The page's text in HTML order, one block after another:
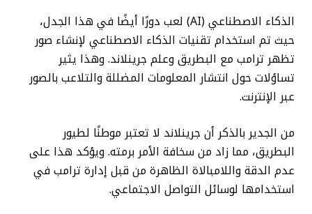
الذكاء الاصطناعي (AI) لعب دورًا أيضًا في هذا الجدل،
حيث تم استخدام تقنيات الذكاء الاصطناعي لإنشاء صور
تظهر ترامب مع البطريق وعلم جرينلاند. وهذا يثير
تساؤلات حول انتشار المعلومات المضللة والتلاعب بالصور
عبر الإنترنت.
من الجدير بالذكر أن جرينلاند لا تعتبر موطنًا لطيور
البطريق، مما زاد من سخافة الأمر برمته. ويؤكد هذا على
عدم الدقة واللامبالاة الظاهرة من قبل إدارة ترامب في
استخدامها لوسائل التواصل الاجتماعي.